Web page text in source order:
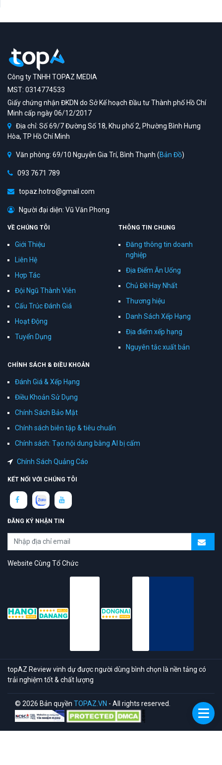
Công ty TNHH TOPAZ MEDIA
MST: 0314774533
Giấy chứng nhận ĐKDN do Sở Kế hoạch Đầu tư Thành phố Hồ Chí
Minh cấp ngày 06/12/2017
Địa chỉ: Số 69/7 Đường Số 18, Khu phố 2, Phường Bình Hưng
Hòa, TP Hồ Chí Minh
Văn phòng: 69/10 Nguyễn Gia Trí, Bình Thạnh (Bản Đồ)
093 7671 789
topaz.hotro@gmail.com
Người đại diện: Vũ Văn Phong
VỀ CHÚNG TÔI
Giới Thiệu
Liên Hệ
Hợp Tác
Đội Ngũ Thành Viên
Cấu Trúc Đánh Giá
Hoạt Động
Tuyển Dụng
THÔNG TIN CHUNG
Đăng thông tin doanh
nghiệp
Địa Điểm Ăn Uống
Chủ Đề Hay Nhất
Thương hiệu
Danh Sách Xếp Hạng
Địa điểm xếp hạng
Nguyên tắc xuất bản
CHÍNH SÁCH & ĐIỀU KHOẢN
Đánh Giá & Xếp Hạng
Điều Khoản Sử Dụng
Chính Sách Bảo Mật
Chính sách biên tập & tiêu chuẩn
Chính sách: Tạo nội dung bằng AI bị cấm
Chính Sách Quảng Cáo
KẾT NỐI VỚI CHÚNG TÔI
ĐĂNG KÝ NHẬN TIN
Website Cùng Tổ Chức
topAZ Review vinh dự được người dùng bình chọn là nền tảng có
trải nghiệm tốt & chất lượng